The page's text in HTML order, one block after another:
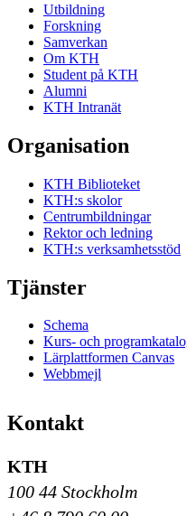
Utbildning
Forskning
Samverkan
Om KTH
Student på KTH
Alumni
KTH Intranät
Organisation
KTH Biblioteket
KTH:s skolor
Centrumbildningar
Rektor och ledning
KTH:s verksamhetsstöd
Tjänster
Schema
Kurs- och
Lärplattformen Canvas
Webbmejl
Kontakt
KTH
100 44 Stockholm